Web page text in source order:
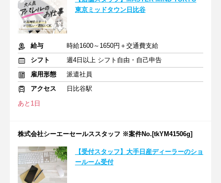
東京ミッドタウン日比谷
給与
時給1600～1650円＋交通費支給
シフト
週4日以上 シフト自由・自己申告
雇用形態
派遣社員
アクセス
日比谷駅
あと1日
株式会社シーエーセールススタッフ ※案件No.[tkYM41506g]
【受付スタッフ】大手日産ディーラーのショ
ールーム受付